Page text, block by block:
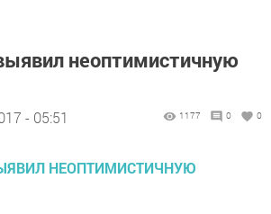
неоптимистичную
- 05:51 1177 0 0